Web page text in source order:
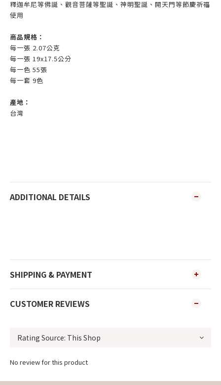
釋迦牟尼等佛誕、觀音菩薩等聖誕、神明聖誕、開天門等節慶祈福
使用
商品規格：
每一張 2.07公克
每一張 19x17.5公分
每一色 55張
每一套 9色
產地：
台灣
ADDITIONAL DETAILS
SHIPPING & PAYMENT
CUSTOMER REVIEWS
No review for this product